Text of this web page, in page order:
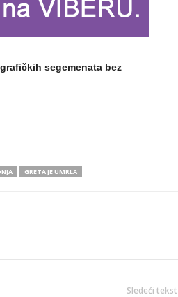
segemenata bez
GRETA JE UMRLA
Sledeći tekst